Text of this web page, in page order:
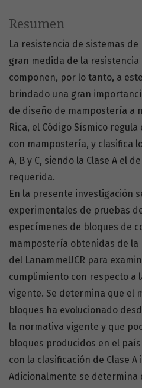
Resumen
La resistencia de sistemas
gran medida de la resistencia
componen, por lo tanto, a
brindado una gran
de diseño de mampostería a
Rica, el Código Sísmico
con mampostería, y clasifica
A, B y C, siendo la Clase A el
requerida.
En la presente investigación
experimentales de pruebas
especímenes de bloques de
mampostería obtenidas de la
del LanammeUCR para
cumplimiento con respecto a
vigente. Se determina que el
bloques ha evolucionado
la normativa vigente y que
bloques producidos en el
con la clasificación de Clase A
Adicionalmente se